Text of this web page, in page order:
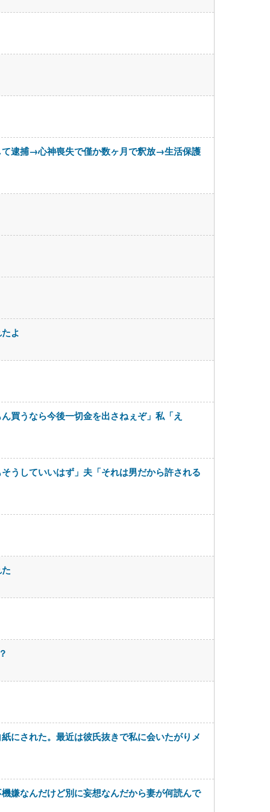
逮捕→心神喪失で僅か数ヶ月で釈放→生活保護
よ
買うなら今後一切金を出さねぇぞ」私「え
うしていいはず」夫「それは男だから許される
にされた。最近は彼氏抜きで私に会いたがりメ
嫌なんだけど別に妄想なんだから妻が何読んで